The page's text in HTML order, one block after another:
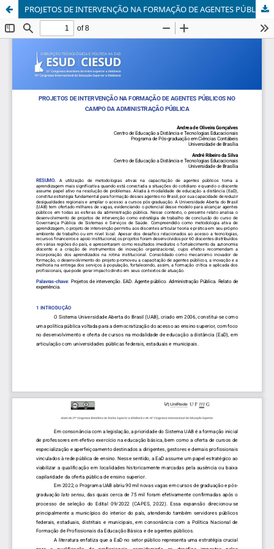
PROJETOS DE INTERVENÇÃO NA FORMAÇÃO DE AGENTES PÚBLICOS NO CAMPO DA ADMINISTRAÇÃO PÚBLICA